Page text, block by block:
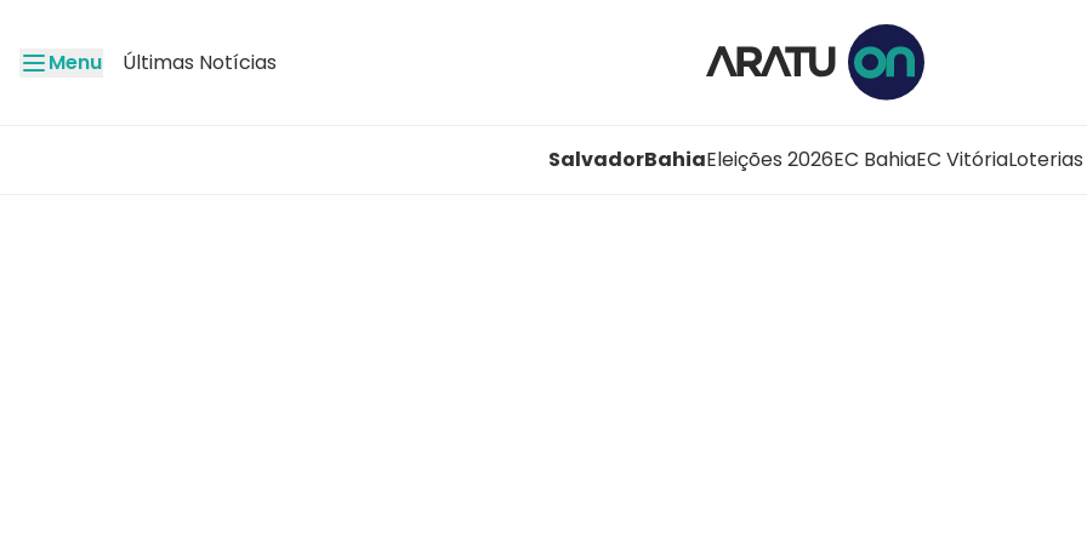
Menu Últimas Notícias
SalvadorBahiaEleições 2026EC BahiaEC VitóriaLoterias